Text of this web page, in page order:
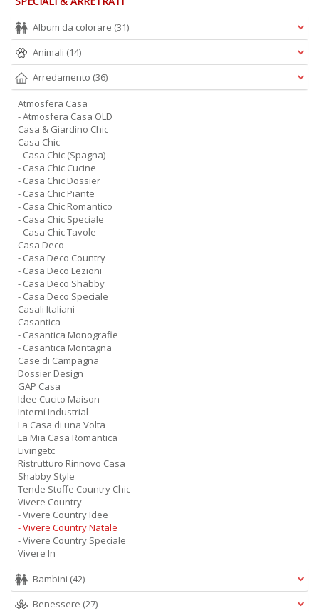
Album da colorare (31)
Animali (14)
Arredamento (36)
Atmosfera Casa
- Atmosfera Casa OLD
Casa & Giardino Chic
Casa Chic
- Casa Chic (Spagna)
- Casa Chic Cucine
- Casa Chic Dossier
- Casa Chic Piante
- Casa Chic Romantico
- Casa Chic Speciale
- Casa Chic Tavole
Casa Deco
- Casa Deco Country
- Casa Deco Lezioni
- Casa Deco Shabby
- Casa Deco Speciale
Casali Italiani
Casantica
- Casantica Monografie
- Casantica Montagna
Case di Campagna
Dossier Design
GAP Casa
Idee Cucito Maison
Interni Industrial
La Casa di una Volta
La Mia Casa Romantica
Livingetc
Ristrutturo Rinnovo Casa
Shabby Style
Tende Stoffe Country Chic
Vivere Country
- Vivere Country Idee
- Vivere Country Natale
- Vivere Country Speciale
Vivere In
Bambini (42)
Benessere (27)